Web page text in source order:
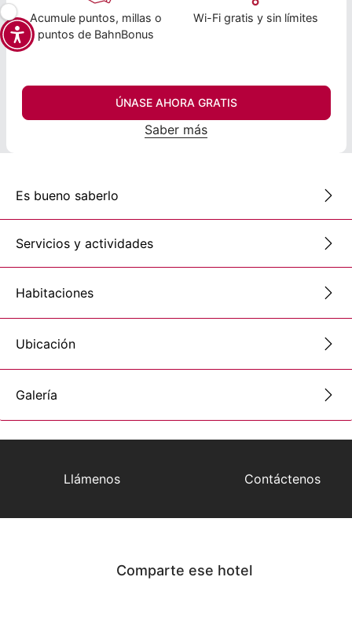
Acumule puntos, millas o
puntos de BahnBonus
Wi-Fi gratis y sin límites
ÚNASE AHORA GRATIS
Saber más
Es bueno saberlo
Servicios y actividades
Habitaciones
Ubicación
Galería
Llámenos Contáctenos
Comparte ese hotel